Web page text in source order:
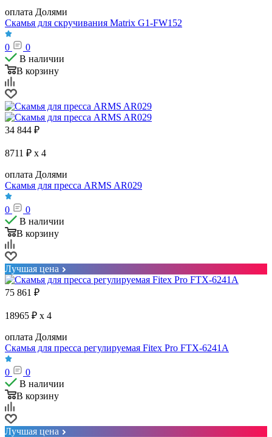
оплата Долями
Скамья для скручивания Matrix G1-FW152
0
0
В наличии
В корзину
34 844 ₽
8711 ₽ x 4
оплата Долями
Скамья для пресса ARMS AR029
0
0
В наличии
В корзину
Лучшая цена
75 861 ₽
18965 ₽ x 4
оплата Долями
Скамья для пресса регулируемая Fitex Pro FTX-6241A
0
0
В наличии
В корзину
Лучшая цена